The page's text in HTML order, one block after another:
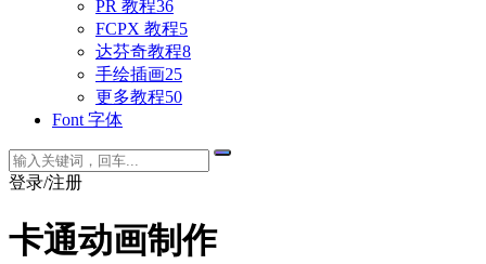
PR 教程36
FCPX 教程5
达芬奇教程8
手绘插画25
更多教程50
Font 字体
登录/注册
卡通动画制作